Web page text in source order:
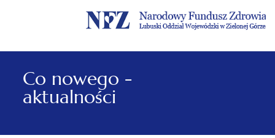
Menu
główne
Menu
lewe
Treść
główna
Szukaj
w
serwisie
Stopka
Co nowego -
aktualności